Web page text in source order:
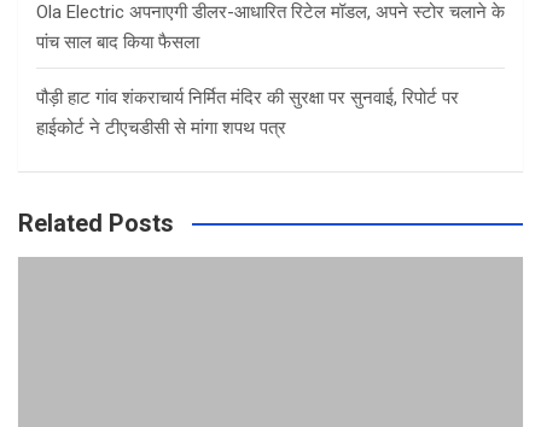
Ola Electric अपनाएगी डीलर-आधारित रिटेल मॉडल, अपने स्टोर चलाने के
पांच साल बाद किया फैसला
पौड़ी हाट गांव शंकराचार्य निर्मित मंदिर की सुरक्षा पर सुनवाई, रिपोर्ट पर
हाईकोर्ट ने टीएचडीसी से मांगा शपथ पत्र
Related Posts